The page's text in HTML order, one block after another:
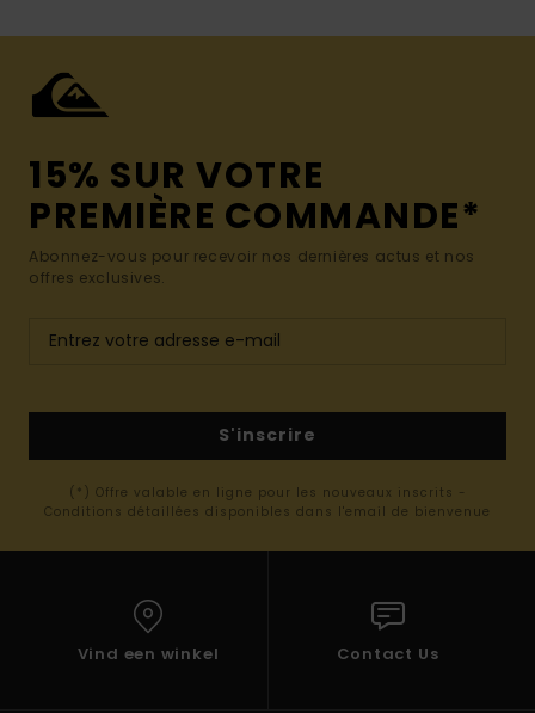
15% SUR VOTRE
PREMIÈRE COMMANDE*
Abonnez-vous pour recevoir nos dernières actus et nos
offres exclusives.
S'inscrire
(*) Offre valable en ligne pour les nouveaux inscrits -
Conditions détaillées disponibles dans l'email de bienvenue
Vind een winkel Contact Us